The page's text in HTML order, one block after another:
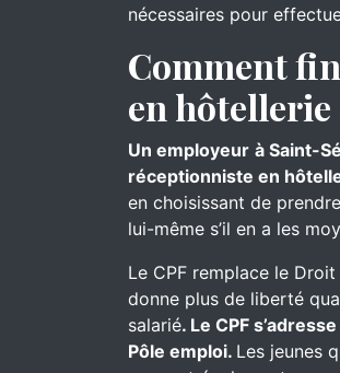
nécessaires pour
Comment
en
Un employeur à Saint-
réceptionniste en
en choisissant de
lui-même s’il en a les
Le CPF remplace le
donne plus de liberté
salarié. Le CPF
Pôle emploi. Les jeunes